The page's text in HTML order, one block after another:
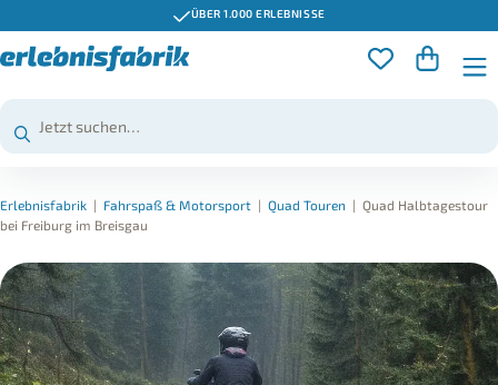
ÜBER 1.000 ERLEBNISSE
Erlebnisfabrik | Fahrspaß & Motorsport | Quad Touren | Quad Halbtagestour
bei Freiburg im Breisgau